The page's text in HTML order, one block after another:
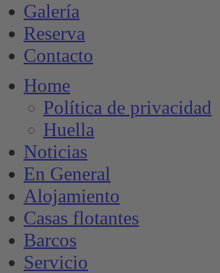
Galería
Reserva
Contacto
Home
Política de privacidad
Huella
Noticias
En General
Alojamiento
Casas flotantes
Barcos
Servicio